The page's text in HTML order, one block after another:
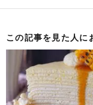
この記事を見た人に